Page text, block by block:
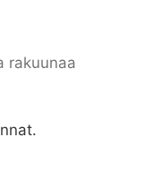
rakuunaa